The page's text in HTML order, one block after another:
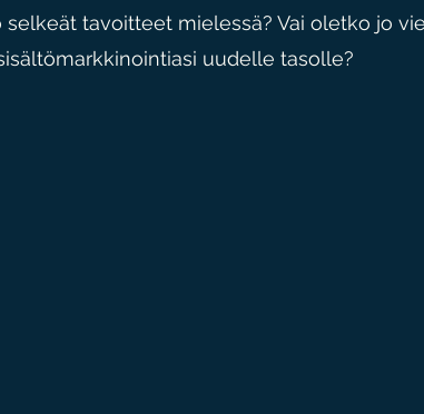
selkeät tavoitteet mielessä? Vai oletko jo
uudelle tasolle?